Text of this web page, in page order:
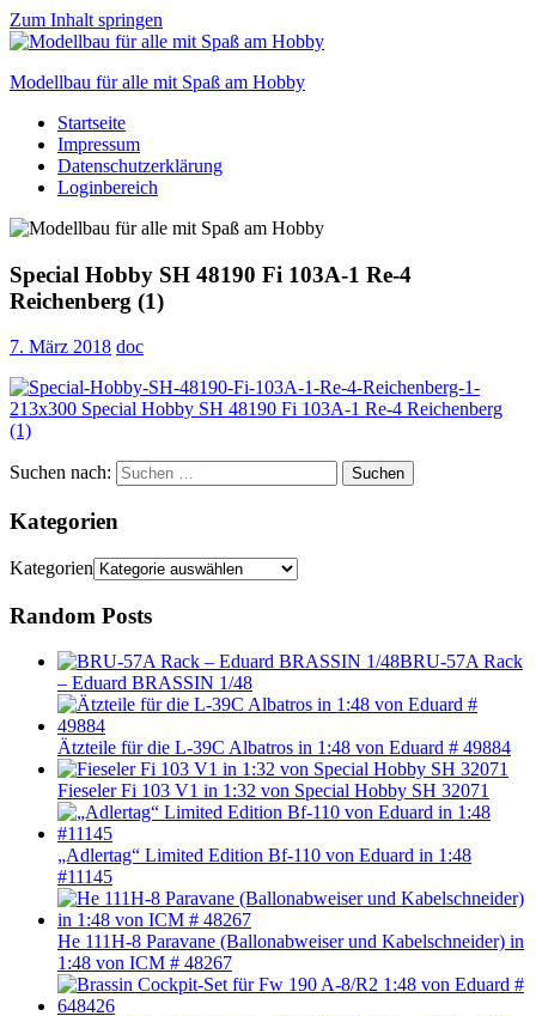
Zum Inhalt springen
Modellbau für alle mit Spaß am Hobby
Scale
modelling
to
Startseite
Impressum
Datenschutzerklärung
Loginbereich
Special Hobby SH 48190 Fi 103A-1 Re-4
Reichenberg (1)
7. März 2018 doc
Suchen nach: Suchen
Kategorien
Kategorien
Random Posts
BRU-57A Rack
– Eduard BRASSIN 1/48
Ätzteile für die L-39C Albatros in 1:48 von Eduard # 49884
Fieseler Fi 103 V1 in 1:32 von Special Hobby SH 32071
„Adlertag“ Limited Edition Bf-110 von Eduard in 1:48
#11145
He 111H-8 Paravane (Ballonabweiser und Kabelschneider) in
1:48 von ICM # 48267